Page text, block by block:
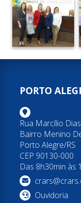
PORTO
Rua Marcílio
Bairro Menino
Porto Alegre/RS
CEP 90130-000
Das 8h30min às
Ouvidoria